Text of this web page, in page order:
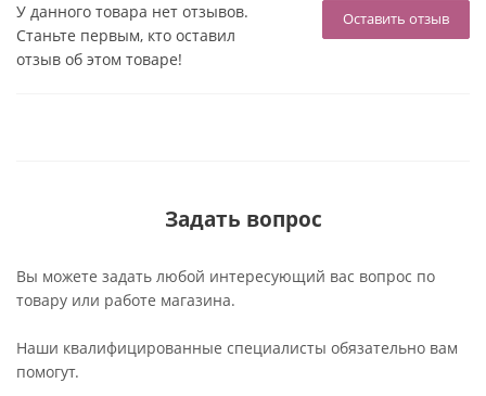
Оставить отзыв
У данного товара нет отзывов.
Станьте первым, кто оставил
отзыв об этом товаре!
Задать вопрос
Вы можете задать любой интересующий вас вопрос по
товару или работе магазина.
Наши квалифицированные специалисты обязательно вам
помогут.